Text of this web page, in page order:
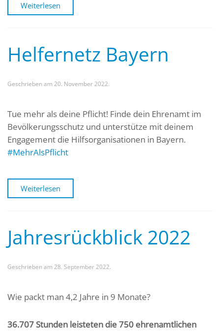
Weiterlesen
Helfernetz Bayern
Geschrieben am 20. November 2022.
Tue mehr als deine Pflicht! Finde dein Ehrenamt im
Bevölkerungsschutz und unterstütze mit deinem
Engagement die Hilfsorganisationen in Bayern.
#MehrAlsPflicht
Weiterlesen
Jahresrückblick 2022
Geschrieben am 28. September 2022.
Wie packt man 4,2 Jahre in 9 Monate?
36.707 Stunden leisteten die 750 ehrenamtlichen